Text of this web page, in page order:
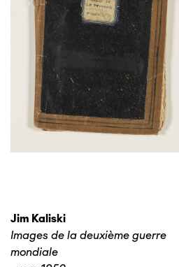
Jim Kaliski
Images de la deuxième guerre
mondiale